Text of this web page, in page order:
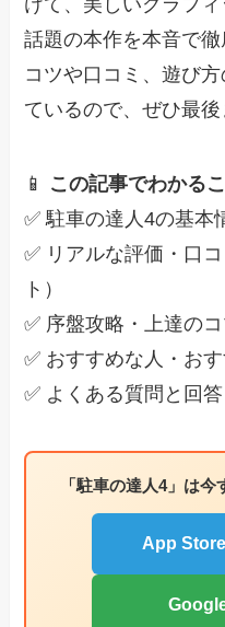
けて、美しいグラフ
話題の本作を本音で
コツや口コミ、遊び
ているので、ぜひ最後
📱 この記事でわかる
✅ 駐車の達人4の基本
✅ リアルな評価・口
ト）
✅ 序盤攻略・上達のコ
✅ おすすめな人・お
✅ よくある質問と回答
「駐車の達人4」は
App